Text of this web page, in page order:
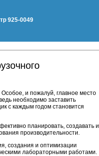
925-0049
и пожалуй, главное место
необходимо заставить
с каждым годом становится
планировать, создавать и
производительности.
создания и оптимизации
лабораторными работами.